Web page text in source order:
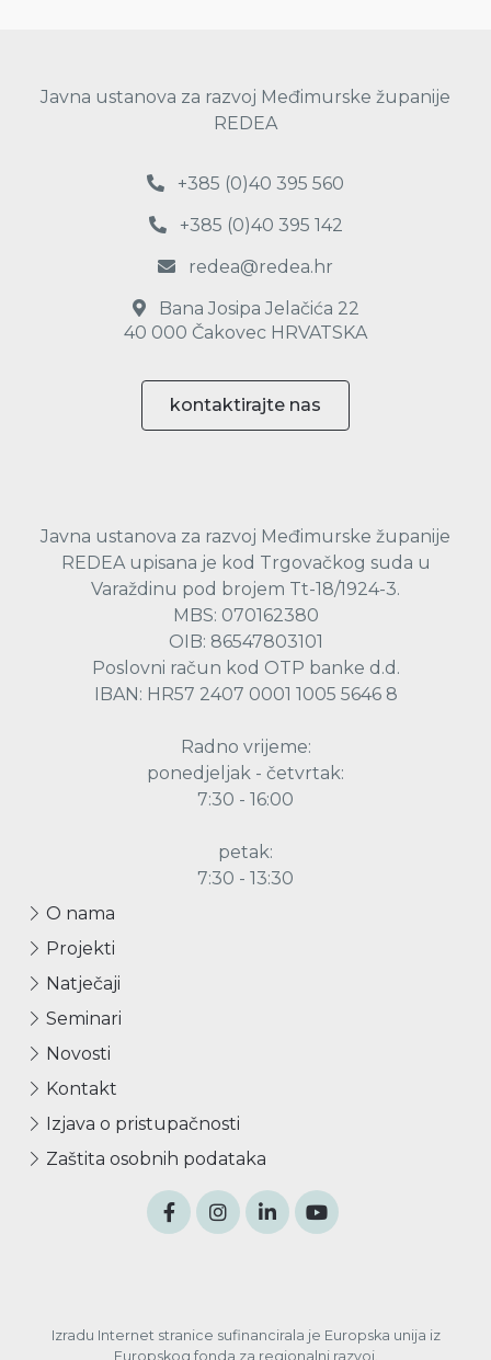
Javna ustanova za razvoj Međimurske županije
REDEA
+385 (0)40 395 560
+385 (0)40 395 142
redea@redea.hr
Bana Josipa Jelačića 22
40 000 Čakovec HRVATSKA
kontaktirajte nas
Javna ustanova za razvoj Međimurske županije
REDEA upisana je kod Trgovačkog suda u
Varaždinu pod brojem Tt-18/1924-3.
MBS: 070162380
OIB: 86547803101
Poslovni račun kod OTP banke d.d.
IBAN: HR57 2407 0001 1005 5646 8
Radno vrijeme:
ponedjeljak - četvrtak:
7:30 - 16:00
petak:
7:30 - 13:30
O nama
Projekti
Natječaji
Seminari
Novosti
Kontakt
Izjava o pristupačnosti
Zaštita osobnih podataka
Izradu Internet stranice sufinancirala je Europska unija iz
Europskog fonda za regionalni razvoj.